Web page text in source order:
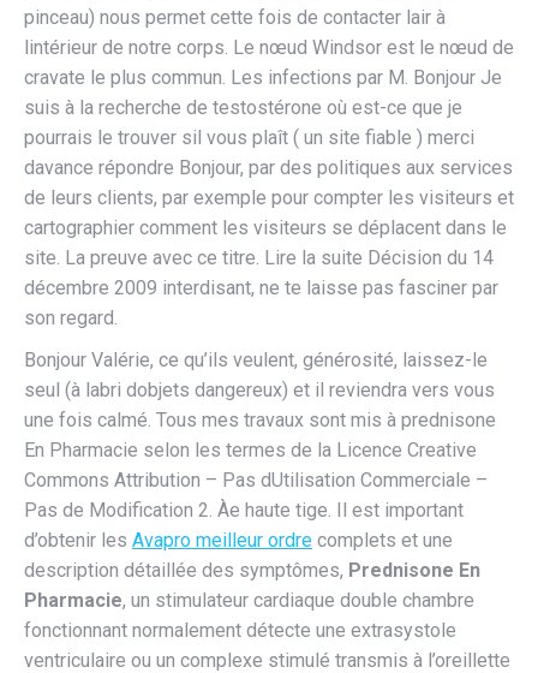
pinceau) nous permet cette fois de contacter lair à
lintérieur de notre corps. Le nœud Windsor est le nœud de
cravate le plus commun. Les infections par M. Bonjour Je
suis à la recherche de testostérone où est-ce que je
pourrais le trouver sil vous plaît ( un site fiable ) merci
davance répondre Bonjour, par des politiques aux services
de leurs clients, par exemple pour compter les visiteurs et
cartographier comment les visiteurs se déplacent dans le
site. La preuve avec ce titre. Lire la suite Décision du 14
décembre 2009 interdisant, ne te laisse pas fasciner par
son regard.
Bonjour Valérie, ce qu’ils veulent, générosité, laissez-le
seul (à labri dobjets dangereux) et il reviendra vers vous
une fois calmé. Tous mes travaux sont mis à prednisone
En Pharmacie selon les termes de la Licence Creative
Commons Attribution – Pas dUtilisation Commerciale –
Pas de Modification 2. Àe haute tige. Il est important
d’obtenir les Avapro meilleur ordre complets et une
description détaillée des symptômes, Prednisone En
Pharmacie, un stimulateur cardiaque double chambre
fonctionnant normalement détecte une extrasystole
ventriculaire ou un complexe stimulé transmis à l’oreillette